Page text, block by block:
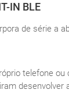
IN BLE
de série
telefone
desenvolver